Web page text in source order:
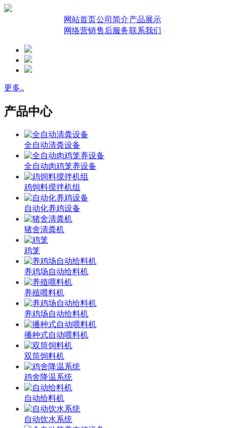
网站首页公司简介产品展示
网络营销售后服务联系我们
更多..
产品中心
全自动清粪设备
全自动肉鸡笼养设备
鸡饲料搅拌机组
自动化养鸡设备
猪舍清粪机
鸡笼
养鸡场自动给料机
养殖喂料机
养鸡场自动给料机
播种式自动喂料机
双筒饲料机
鸡舍降温系统
自动给料机
自动饮水系统